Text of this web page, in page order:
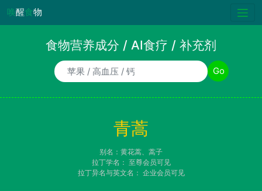
唤醒食物
食物营养成分 / AI食疗 / 补充剂
食物/AI食疗诉求/补充剂名称 Go
青蒿
别名：黄花蒿、蒿子
拉丁学名： 至尊会员可见
拉丁异名与英文名： 企业会员可见